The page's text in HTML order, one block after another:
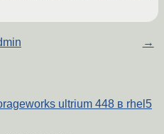
→
ultrium 448 в rhel5